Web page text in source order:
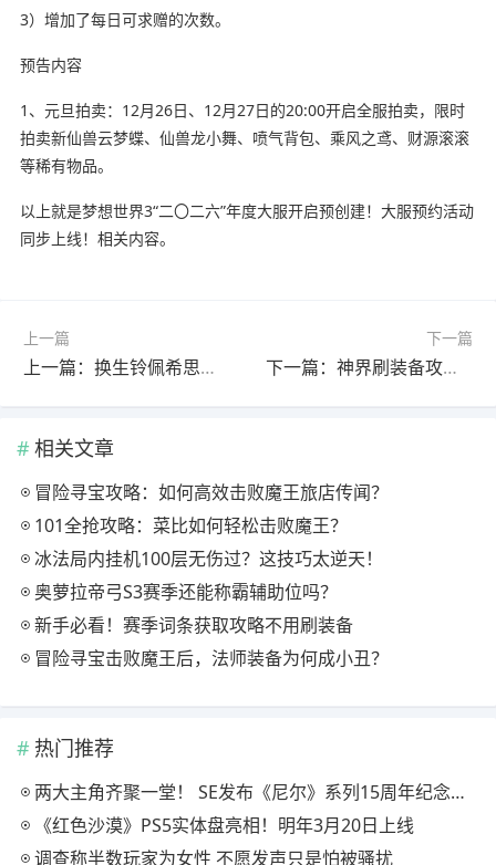
3）增加了每日可求赠的次数。
预告内容
1、元旦拍卖：12月26日、12月27日的20:00开启全服拍卖，限时
拍卖新仙兽云梦蝶、仙兽龙小舞、喷气背包、乘风之鸢、财源滚滚
等稀有物品。
以上就是梦想世界3“二〇二六”年度大服开启预创建！大服预约活动
同步上线！相关内容。
上一篇
上一篇：换生铃佩希思攻略：角色养成与战斗技巧全解析
下一篇
下一篇：神界刷装备攻略：龙裔高塔性价比碾压鹅城，自选城主更优？
相关文章
冒险寻宝攻略：如何高效击败魔王旅店传闻？
101全抢攻略：菜比如何轻松击败魔王？
冰法局内挂机100层无伤过？这技巧太逆天！
奥萝拉帝弓S3赛季还能称霸辅助位吗？
新手必看！赛季词条获取攻略不用刷装备
冒险寻宝击败魔王后，法师装备为何成小丑？
热门推荐
两大主角齐聚一堂！ SE发布《尼尔》系列15周年纪念典藏套装
《红色沙漠》PS5实体盘亮相！明年3月20日上线
调查称半数玩家为女性 不愿发声只是怕被骚扰